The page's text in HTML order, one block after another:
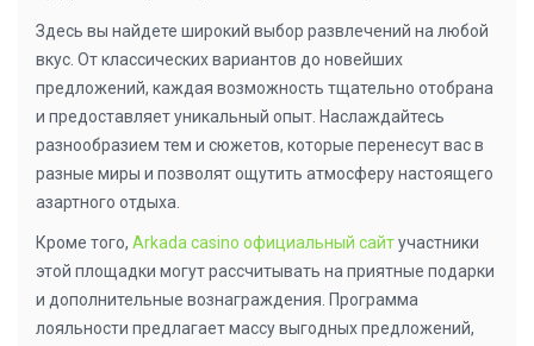
Здесь вы найдете широкий выбор развлечений на любой
вкус. От классических вариантов до новейших
предложений, каждая возможность тщательно отобрана
и предоставляет уникальный опыт. Наслаждайтесь
разнообразием тем и сюжетов, которые перенесут вас в
разные миры и позволят ощутить атмосферу настоящего
азартного отдыха.
Кроме того, Arkada casino официальный сайтучастники
этой площадки могут рассчитывать на приятные подарки
и дополнительные вознаграждения. Программа
лояльности предлагает массу выгодных предложений,